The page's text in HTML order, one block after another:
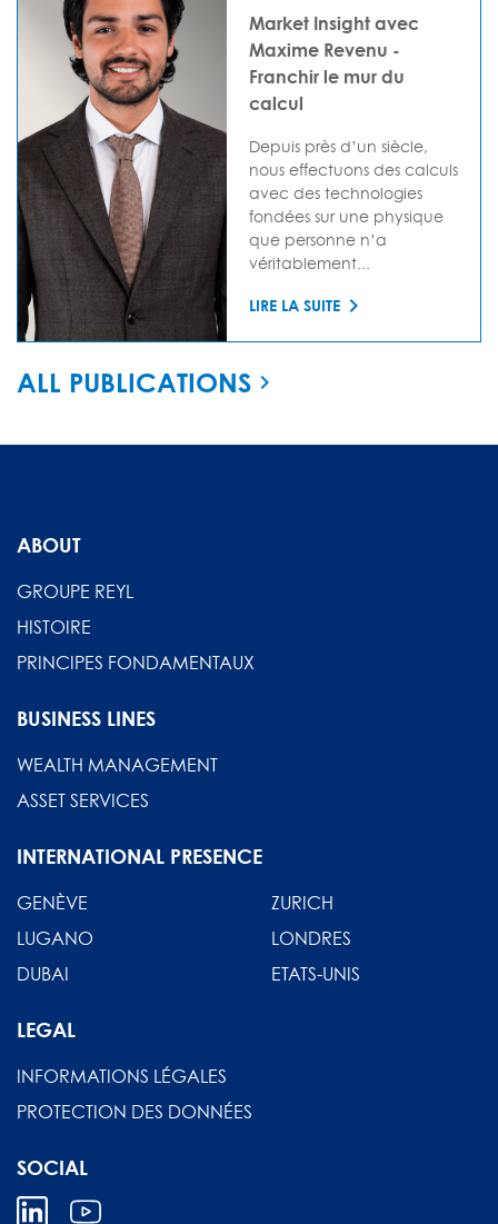
Market Insight avec
Maxime Revenu -
Franchir le mur du
calcul
Depuis près d’un siècle,
nous effectuons des calculs
avec des technologies
fondées sur une physique
que personne n’a
véritablement...
LIRE LA SUITE
ALL PUBLICATIONS
ABOUT
GROUPE REYL
HISTOIRE
PRINCIPES FONDAMENTAUX
BUSINESS LINES
WEALTH MANAGEMENT
ASSET SERVICES
INTERNATIONAL PRESENCE
GENÈVE
ZURICH
LUGANO
LONDRES
DUBAI
ETATS-UNIS
LEGAL
INFORMATIONS LÉGALES
PROTECTION DES DONNÉES
SOCIAL